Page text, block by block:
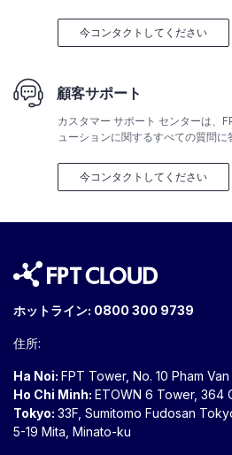
今コンタクトしてください
顧客サポート
カスタマー サポート センターは、
ューションに関するすべての質問に
今コンタクトしてください
ホットライン: 0800 300 9739
住所:
Ha Noi: FPT Tower, No. 10 Pham
Ho Chi Minh: ETOWN 6 Tower, 364
Tokyo: 33F, Sumitomo Fudosan
5-19 Mita, Minato-ku